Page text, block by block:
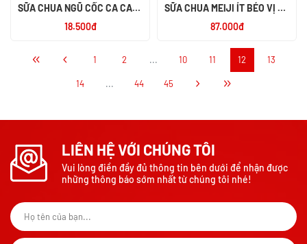
SỮA CHUA NGŨ CỐC CA CAO
18.500đ
SỮA CHUA MEIJI ÍT BÉO VỊ TỰ
NK THÁI LAN87.000đ
1 2 ... 10 11 12 13
14 ... 44 45
LIÊN HỆ VỚI CHÚNG TÔI
Vui lòng điền đầy đủ thông tin bên dưới để nhận được
những thông báo sớm nhất từ chúng tôi nhé!